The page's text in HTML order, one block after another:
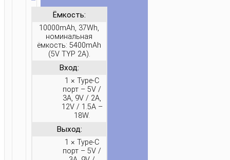
Ёмкость:
10000mAh, 37Wh,
номинальная
ёмкость: 5400mAh
(5V TYP 2A).
Вход:
1 × Type-C
порт – 5V /
3A, 9V / 2A,
12V / 1.5A –
18W.
Выход:
1 × Type-C
порт – 5V /